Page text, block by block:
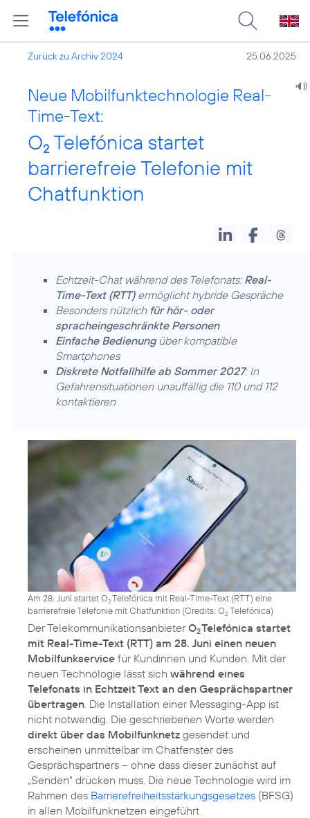
Zurück zu Archiv 2024 25.06.2025
Neue Mobilfunktechnologie Real-
Time-Text:
O2 Telefónica startet
barrierefreie Telefonie mit
Chatfunktion
Echtzeit-Chat während des Telefonats: Real-
Time-Text (RTT)ermöglicht hybride Gespräche
Besonders nützlich für hör- oder
spracheingeschränkte Personen
Einfache Bedienungüber kompatible
Smartphones
Diskrete Notfallhilfe ab Sommer 2027: In
Gefahrensituationen unauffällig die 110 und 112
kontaktieren
Am 28. Juni startet O2Telefónica mit Real-Time-Text (RTT) eine
barrierefreie Telefonie mit Chatfunktion (Credits: O2Telefónica)
Der TelekommunikationsanbieterO2Telefónica startet
mit Real-Time-Text (RTT) am 28. Juni einen neuen
Mobilfunkservice für Kundinnen und Kunden. Mit der
neuen Technologie lässt sich während eines
Telefonats in Echtzeit Text an den Gesprächspartner
übertragen . Die Installation einer Messaging-App ist
nicht notwendig. Die geschriebenen Worte werden
direkt über das Mobilfunknetz gesendet und
erscheinen unmittelbar im Chatfenster des
Gesprächspartners – ohne dass dieser zunächst auf
„Senden” drücken muss. Die neue Technologie wird im
Rahmen des Barrierefreiheitsstärkungsgesetzes (BFSG)
in allen Mobilfunknetzen eingeführt.